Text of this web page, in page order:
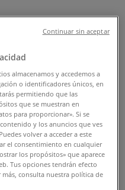
από Converse
almacenamos y accedemos a
o identificadores únicos, en
permitiendo que las
que se muestran en
para proporcionar». Si se
y los anuncios que ves
volver a acceder a este
el consentimiento en cualquier
los propósitos» que aparece
Tus opciones tendrán efecto
consulta nuestra política de
Continuar sin aceptar